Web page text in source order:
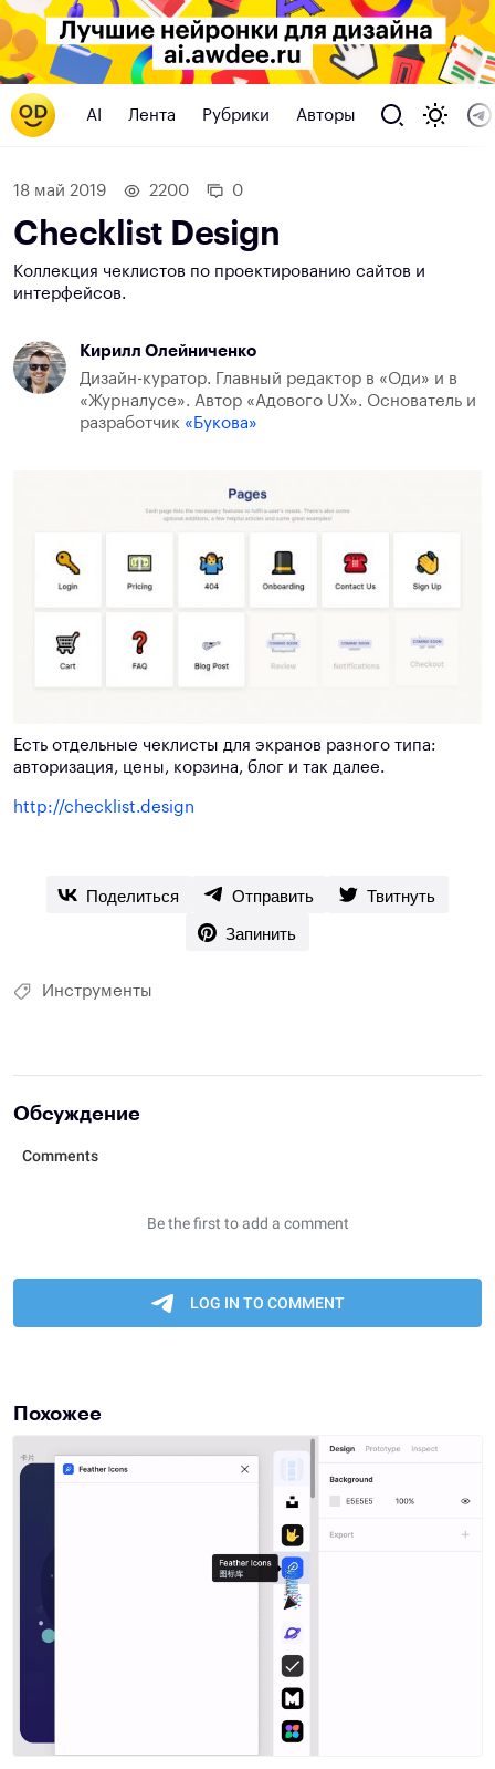
AI Лента Рубрики Авторы
18 май 2019 2200 0
Checklist Design
Коллекция чеклистов по проектированию сайтов и
интерфейсов.
Кирилл Олейниченко
Дизайн-куратор. Главный редактор в «Оди» и в
«Журналусе». Автор «Адового UX». Основатель и
разработчик «Букова»
Есть отдельные чеклисты для экранов разного типа:
авторизация, цены, корзина, блог и так далее.
http://checklist.design
Поделиться Отправить
Твитнуть
Запинить
Инструменты
Обсуждение
Похожее